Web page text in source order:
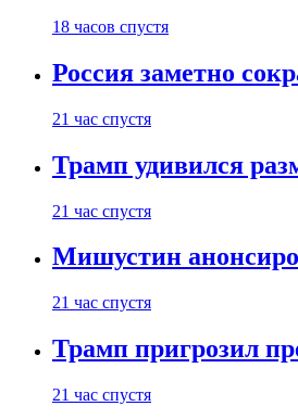
18 часов спустя
Россия заметно
21 час спустя
Трамп удивился
21 час спустя
Мишустин
21 час спустя
Трамп пригрозил
21 час спустя